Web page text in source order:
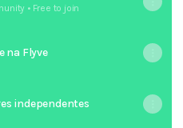
• Free to join
na Flyve
independentes